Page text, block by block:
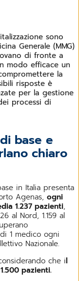
sono
Generale (MMG)
di fronte a
modo efficace un
la
risposte è
per la gestione
processi di
base e
chiaro
in Italia presenta
Agenas, ogni
1.237 pazienti,
al Nord, 1.159 al
1 medico ogni
Nazionale.
che il
pazienti.